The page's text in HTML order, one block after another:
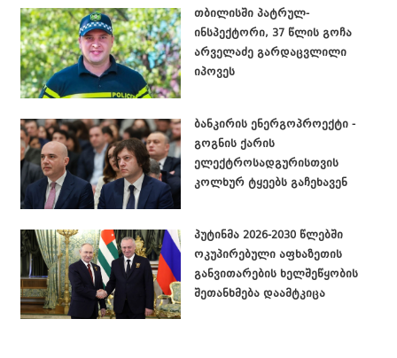
თბილისში პატრულ-
ინსპექტორი, 37 წლის გოჩა
არველაძე გარდაცვლილი
იპოვეს
ბანკირის ენერგოპროექტი -
გოგნის ქარის
ელექტროსადგურისთვის
კოლხურ ტყეებს გაჩეხავენ
პუტინმა 2026-2030 წლებში
ოკუპირებული აფხაზეთის
განვითარების ხელშეწყობის
შეთანხმება დაამტკიცა